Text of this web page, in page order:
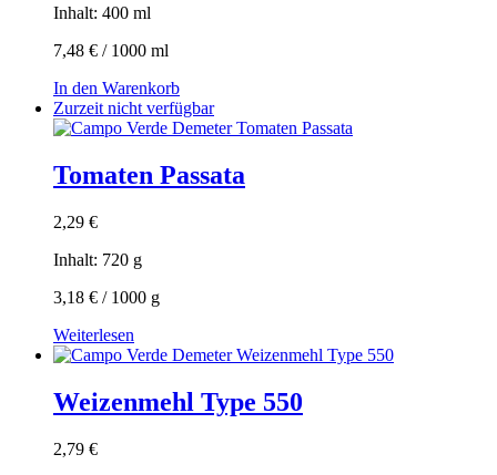
Inhalt: 400 ml
7,48 € / 1000 ml
In den Warenkorb
Zurzeit nicht verfügbar
Tomaten Passata
2,29 €
Inhalt: 720 g
3,18 € / 1000 g
Weiterlesen
Weizenmehl Type 550
2,79 €